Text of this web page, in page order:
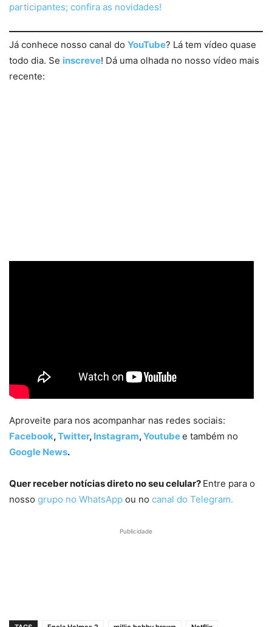
participantes; confira as novidades!
Já conhece nosso canal do YouTube? Lá tem vídeo quase
todo dia. Se inscreve! Dá uma olhada no nosso vídeo mais
recente:
Aproveite para nos acompanhar nas redes sociais:
Facebook,Twitter, Instagram,Youtubee também no
Google News.
Quer receber notícias direto no seu celular? Entre para o
nosso grupo no WhatsApp ou no canal do Telegram.
Publicidade